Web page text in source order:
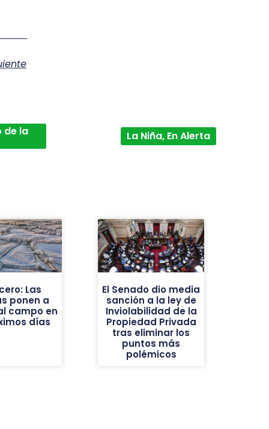
de la La Niña, En Alerta
Las
ponen a
campo en
días
El Senado dio media
sanción a la ley de
Inviolabilidad de la
Propiedad Privada
tras eliminar los
puntos más
polémicos